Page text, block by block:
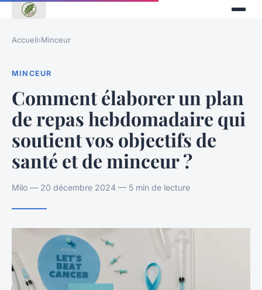
Accueil›Minceur
MINCEUR
Comment élaborer un plan
de repas hebdomadaire qui
soutient vos objectifs de
santé et de minceur ?
Milo — 20 décembre 2024 — 5 min de lecture